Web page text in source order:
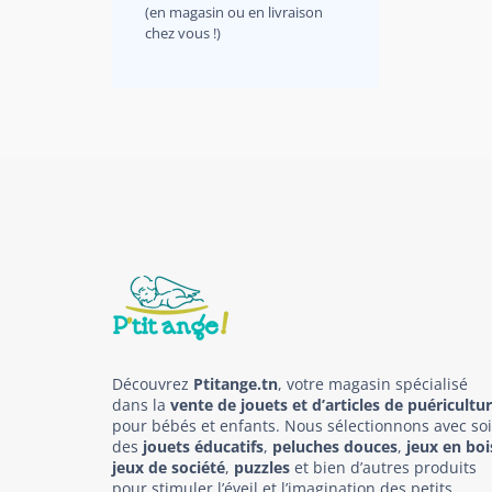
(en magasin ou en livraison
chez vous !)
Découvrez Ptitange.tn, votre magasin spécialisé
dans la vente de jouets et d’articles de
pour bébés et enfants. Nous sélectionnons avec
des jouets éducatifs, peluches douces, jeux en
jeux de société, puzzles et bien d’autres produits